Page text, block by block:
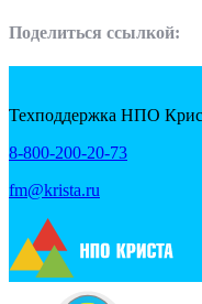
Поделиться ссылкой:
Техподдержка НПО
8-800-200-20-73
fm@krista.ru